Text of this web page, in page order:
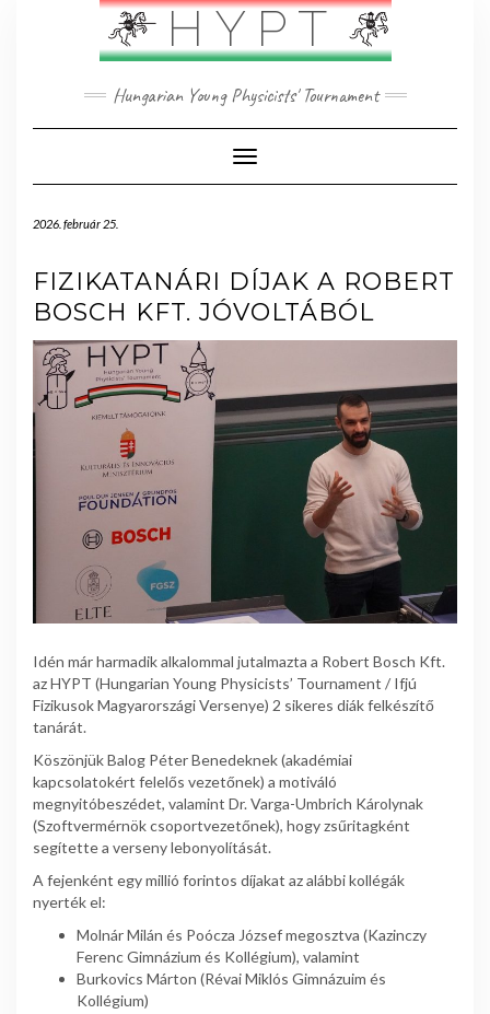
HYPT
Hungarian Young Physicists' Tournament
Toggle Navigation
2026. február 25.
FIZIKATANÁRI DÍJAK A ROBERT
BOSCH KFT. JÓVOLTÁBÓL
Idén már harmadik alkalommal jutalmazta a Robert Bosch Kft.
az HYPT (Hungarian Young Physicists’ Tournament / Ifjú
Fizikusok Magyarországi Versenye) 2 sikeres diák felkészítő
tanárát.
Köszönjük Balog Péter Benedeknek (akadémiai
kapcsolatokért felelős vezetőnek) a motiváló
megnyitóbeszédet, valamint Dr. Varga-Umbrich Károlynak
(Szoftvermérnök csoportvezetőnek), hogy zsűritagként
segítette a verseny lebonyolítását.
A fejenként egy millió forintos díjakat az alábbi kollégák
nyerték el:
Molnár Milán és Poócza József megosztva (Kazinczy
Ferenc Gimnázium és Kollégium), valamint
Burkovics Márton (Révai Miklós Gimnázuim és
Kollégium)